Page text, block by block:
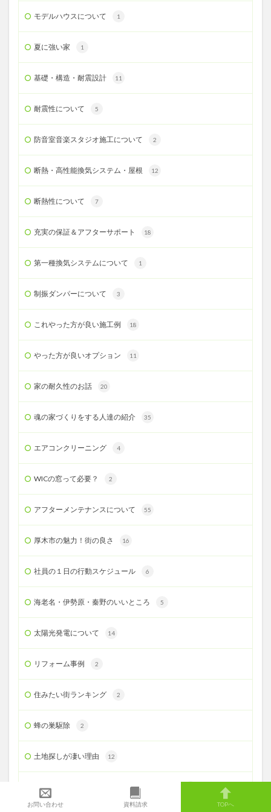
モデルハウスについて 1
夏に強い家 1
基礎・構造・耐震設計 11
耐震性について 5
防音室音楽スタジオ施工について 2
断熱・高性能換気システム・屋根 12
断熱性について 7
充実の保証＆アフターサポート 18
第一種換気システムについて 1
制振ダンパーについて 3
これやった方が良い施工例 18
やった方が良いオプション 11
家の耐久性のお話 20
魂の家づくりをする人達の紹介 35
エアコンクリーニング 4
WICの窓って必要？ 2
アフターメンテナンスについて 55
厚木市の魅力！街の良さ 16
社員の１日の行動スケジュール 6
海老名・伊勢原・秦野のいいところ 5
太陽光発電について 14
リフォーム事例 2
住みたい街ランキング 2
蜂の巣駆除 2
土地探しが凄い理由 12
不動産の裏のお話＆人生100年時代のFP相談
お問い合わせ 資料請求 TOPへ